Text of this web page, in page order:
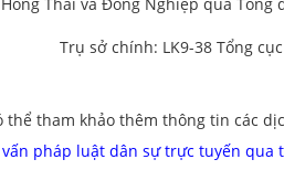
Trụ sở chính: LK9-38 Tổng
thể tham khảo thêm thông tin các
pháp luật dân sự trực tuyến qua